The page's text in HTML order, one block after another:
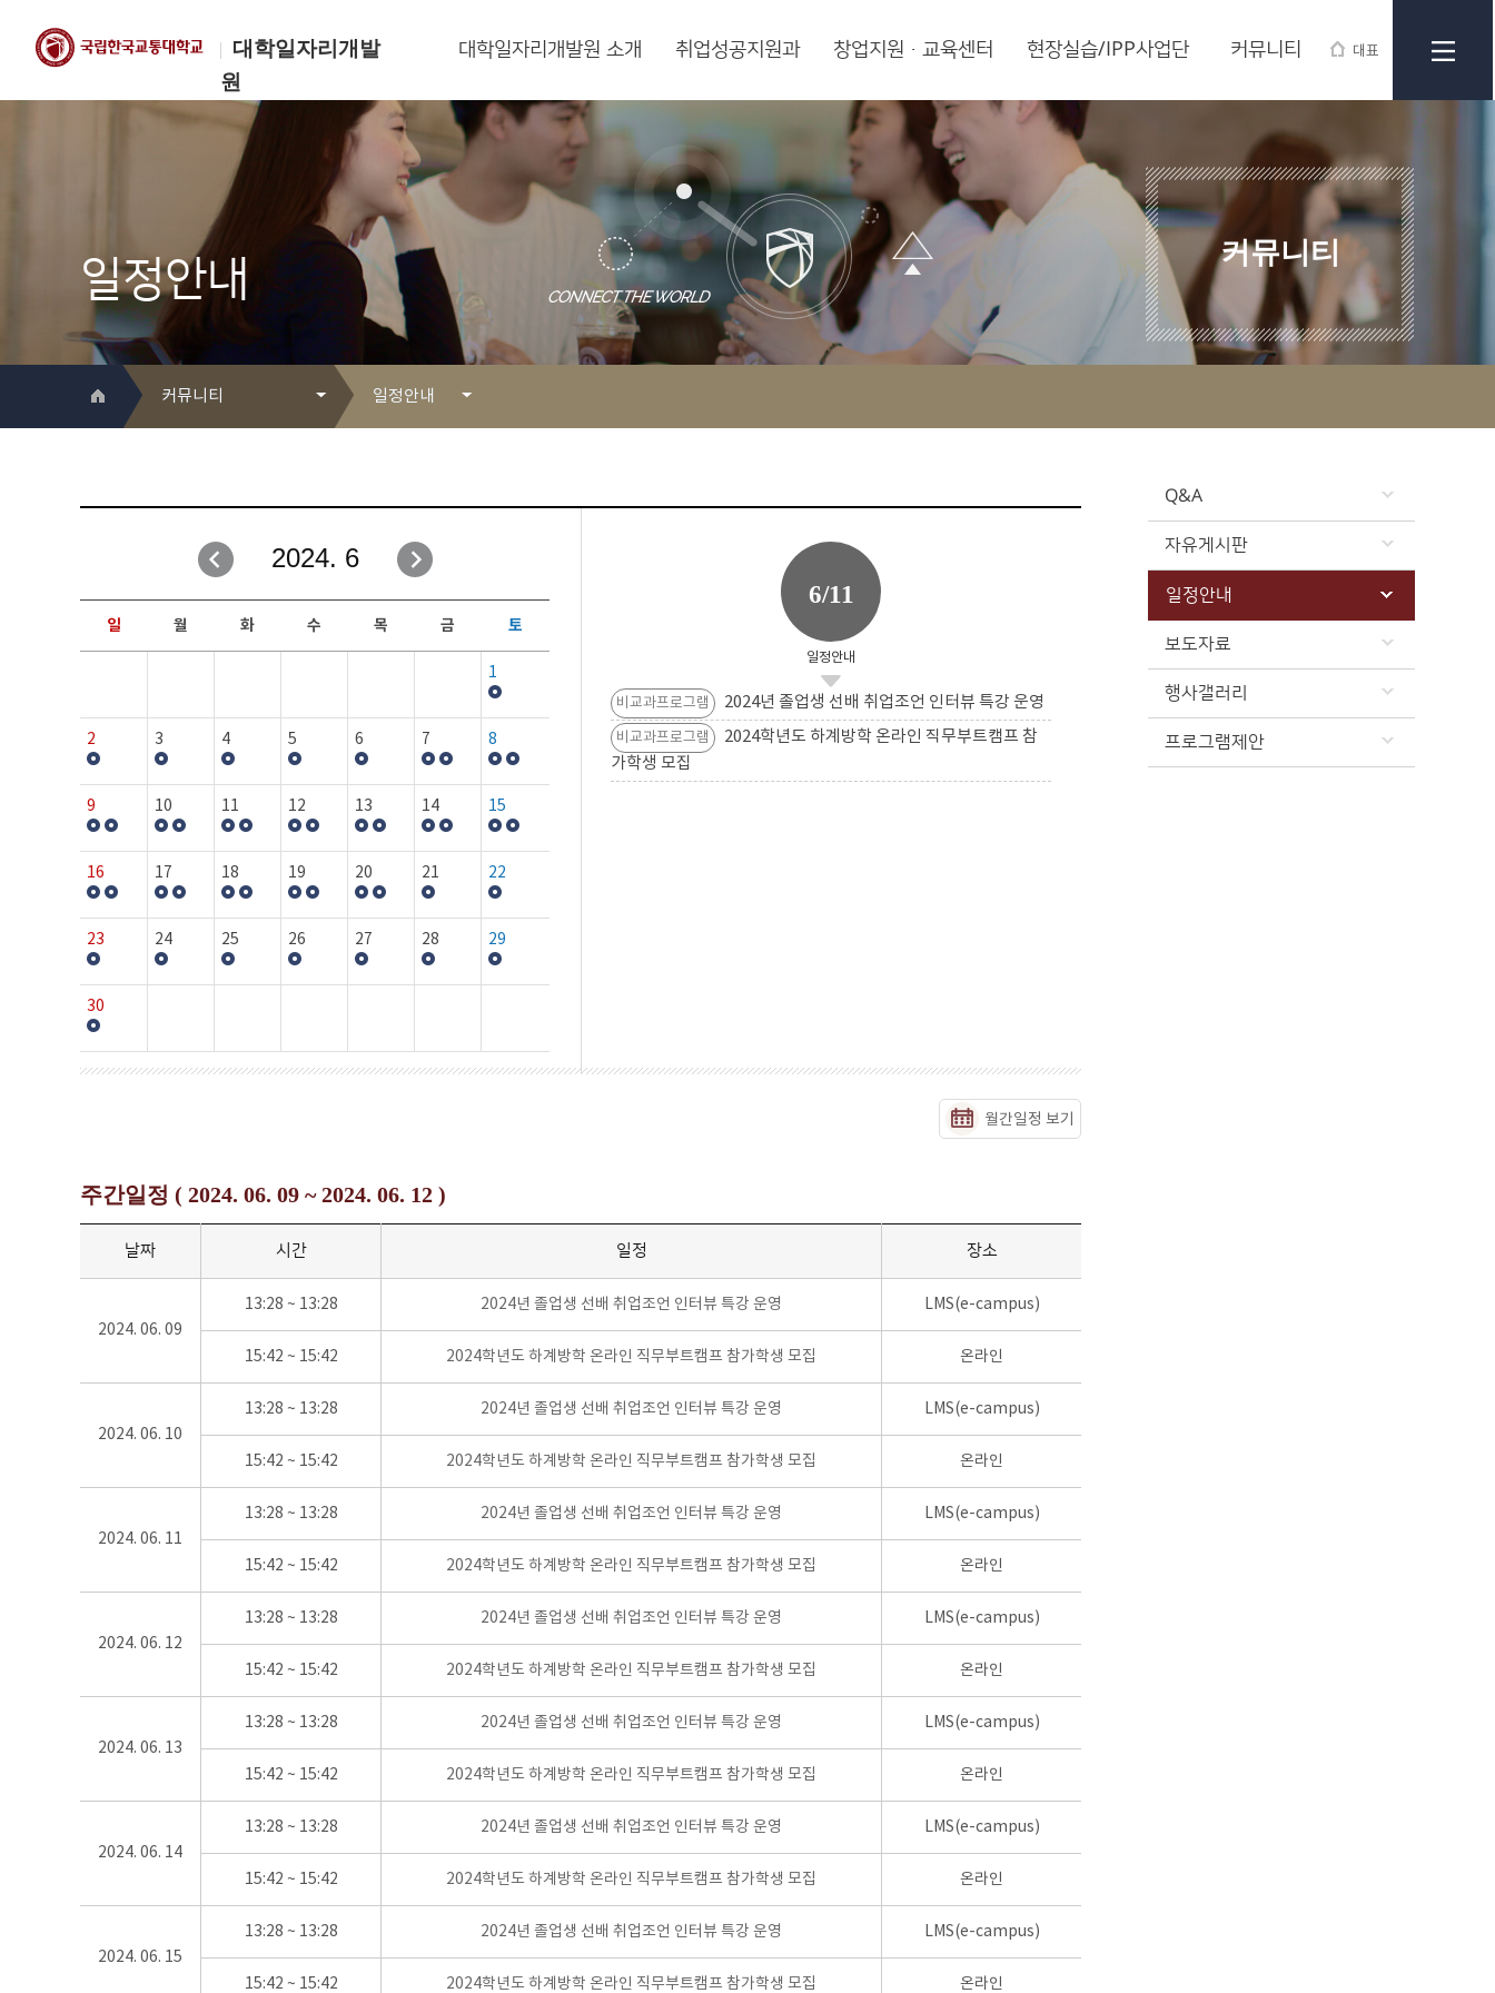
대학일자리개발
원
대표
한국교통대학교
대학일자리개발원
대학일자리개발원 소개 취업성공지원과 창업지원·교육센터 현장실습/IPP사업단 커뮤니티
일정안내
커뮤니티
커뮤니티
취업성공지원과
창업지원·교육센터
현장실습/IPP사업단
커뮤니티
일정안내
자유게시판
일정안내
보도자료
행사갤러리
Q&A
자유게시판
일정안내
보도자료
행사갤러리
프로그램제안
2024. 6
일 월 화 수 목 금 토
1
2 3 4 5 6 7 8
9 10 11 12 13 14 15
16 17 18 19 20 21 22
23 24 25 26 27 28 29
30
6/11
일정안내
비교과프로그램 2024년 졸업생 선배 취업조언 인터뷰 특강 운영
비교과프로그램
2024학년도 하계방학 온라인 직무부트캠프 참
가학생 모집
월간일정 보기
주간일정 ( 2024. 06. 09 ~ 2024. 06. 12 )
날짜 시간 일정 장소
2024. 06. 09
13:28 ~ 13:28 2024년 졸업생 선배 취업조언 인터뷰 특강 운영 LMS(e-campus)
15:42 ~ 15:42 2024학년도 하계방학 온라인 직무부트캠프 참가학생 모집 온라인
2024. 06. 10
13:28 ~ 13:28 2024년 졸업생 선배 취업조언 인터뷰 특강 운영 LMS(e-campus)
15:42 ~ 15:42 2024학년도 하계방학 온라인 직무부트캠프 참가학생 모집 온라인
2024. 06. 11
13:28 ~ 13:28 2024년 졸업생 선배 취업조언 인터뷰 특강 운영 LMS(e-campus)
15:42 ~ 15:42 2024학년도 하계방학 온라인 직무부트캠프 참가학생 모집 온라인
2024. 06. 12
13:28 ~ 13:28 2024년 졸업생 선배 취업조언 인터뷰 특강 운영 LMS(e-campus)
15:42 ~ 15:42 2024학년도 하계방학 온라인 직무부트캠프 참가학생 모집 온라인
2024. 06. 13
13:28 ~ 13:28 2024년 졸업생 선배 취업조언 인터뷰 특강 운영 LMS(e-campus)
15:42 ~ 15:42 2024학년도 하계방학 온라인 직무부트캠프 참가학생 모집 온라인
2024. 06. 14
13:28 ~ 13:28 2024년 졸업생 선배 취업조언 인터뷰 특강 운영 LMS(e-campus)
15:42 ~ 15:42 2024학년도 하계방학 온라인 직무부트캠프 참가학생 모집 온라인
2024. 06. 15
13:28 ~ 13:28 2024년 졸업생 선배 취업조언 인터뷰 특강 운영 LMS(e-campus)
15:42 ~ 15:42 2024학년도 하계방학 온라인 직무부트캠프 참가학생 모집 온라인